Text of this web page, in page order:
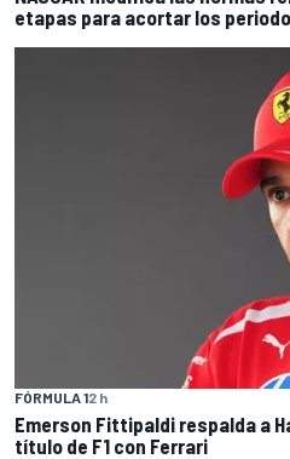
etapas para acortar los
FÓRMULA 12 h
Emerson Fittipaldi respalda a
título de F1 con Ferrari